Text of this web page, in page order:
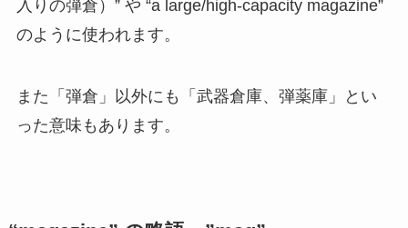
入りの弾倉）” や “a large/high-capacity magazine”
のように使われます。
また「弾倉」以外にも「武器倉庫、弾薬庫」とい
った意味もあります。